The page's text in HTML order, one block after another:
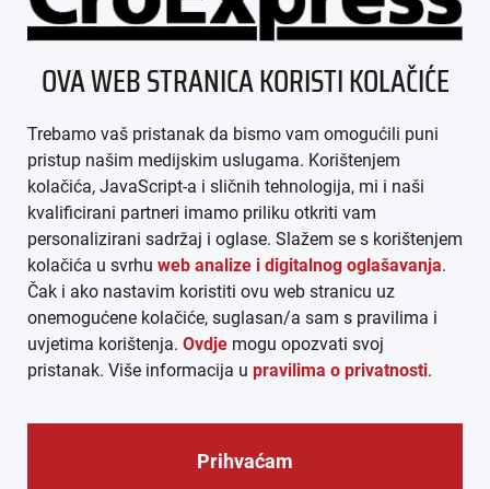
ÜBER UNS
IMPRESSUM
AGB
DATENSCHUTZ
MEDIADATEN
ARHIVA (PDF)
OVA WEB STRANICA KORISTI KOLAČIĆE
Trebamo vaš pristanak da bismo vam omogućili puni
pristup našim medijskim uslugama. Korištenjem
kolačića, JavaScript-a i sličnih tehnologija, mi i naši
kvalificirani partneri imamo priliku otkriti vam
personalizirani sadržaj i oglase. Slažem se s korištenjem
kolačića u svrhu web analize i digitalnog oglašavanja.
Čak i ako nastavim koristiti ovu web stranicu uz
onemogućene kolačiće, suglasan/a sam s pravilima i
uvjetima korištenja. Ovdje mogu opozvati svoj
pristanak. Više informacija u pravilima o privatnosti.
Prihvaćam